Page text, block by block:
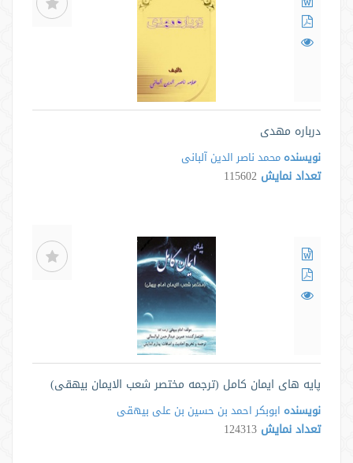
درباره مهدی
نویسنده محمد ناصر الدین آلبانی
تعداد نمایش 115602
پایه های ایمان کامل (ترجمه مختصر شعب الایمان بیهقی)
نویسنده ابوبکر احمد بن حسین بن علی بیهقی
تعداد نمایش 124313